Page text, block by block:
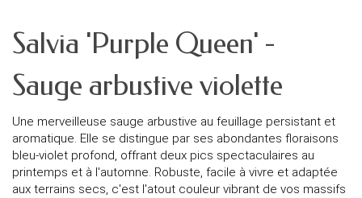
Salvia 'Purple Queen' -
Sauge arbustive violette
Une merveilleuse sauge arbustive au feuillage persistant et
aromatique. Elle se distingue par ses abondantes floraisons
bleu-violet profond, offrant deux pics spectaculaires au
printemps et à l'automne. Robuste, facile à vivre et adaptée
aux terrains secs, c'est l'atout couleur vibrant de vos massifs